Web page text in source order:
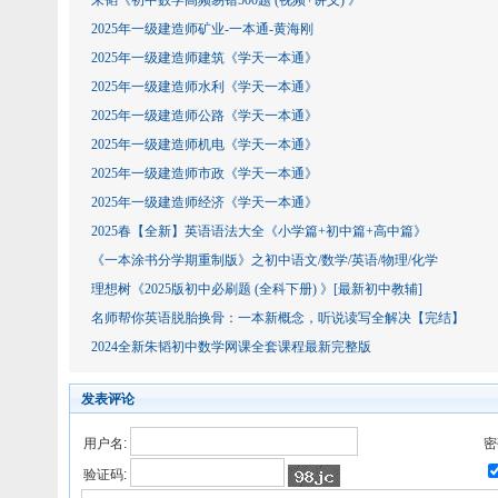
2025年一级建造师矿业-一本通-黄海刚
2025年一级建造师建筑《学天一本通》
2025年一级建造师水利《学天一本通》
2025年一级建造师公路《学天一本通》
2025年一级建造师机电《学天一本通》
2025年一级建造师市政《学天一本通》
2025年一级建造师经济《学天一本通》
2025春【全新】英语语法大全《小学篇+初中篇+高中篇》
《一本涂书分学期重制版》之初中语文/数学/英语/物理/化学
理想树《2025版初中必刷题 (全科下册) 》[最新初中教辅]
名师帮你英语脱胎换骨：一本新概念，听说读写全解决【完结】
2024全新朱韬初中数学网课全套课程最新完整版
发表评论
用户名:
验证码: